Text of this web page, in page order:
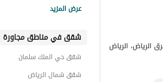
الرياض، الرياض
شقق 1 غرفة نوم حي الفيحاء
شقق 1 غرفة نوم حي الخليج
شقق 1 غرفة نوم حي الاندلس
عرض المزيد
شقق في مناطق مجاورة
شقق حي الملك سلمان
شقق شمال الرياض